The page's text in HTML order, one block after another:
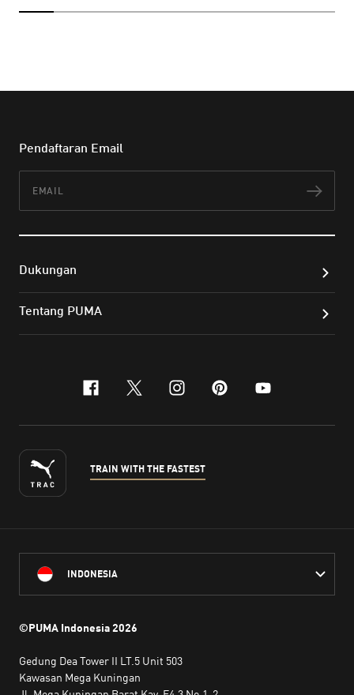
Pendaftaran Email
Dukungan
Tentang PUMA
facebook
x-twitter
instagram
pinterest
youtube
TRAIN WITH THE FASTEST
INDONESIA
©PUMA Indonesia2026
Gedung Dea Tower II LT.5 Unit 503
Kawasan Mega Kuningan